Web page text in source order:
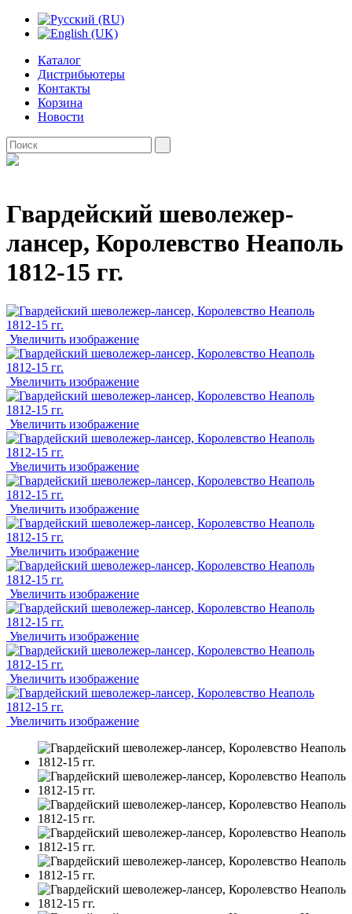
Каталог
Дистрибьютеры
Контакты
Корзина
Новости
Гвардейский шеволежер-
лансер, Королевство Неаполь
1812-15 гг.
Увеличить изображение
Увеличить изображение
Увеличить изображение
Увеличить изображение
Увеличить изображение
Увеличить изображение
Увеличить изображение
Увеличить изображение
Увеличить изображение
Увеличить изображение